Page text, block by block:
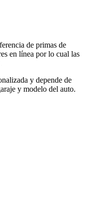
de primas de
en línea por lo cual las
y depende de
y modelo del auto.